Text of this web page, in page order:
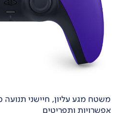
משטח מגע עליון, חיישני תנועה
אפשרויות ותפריטים